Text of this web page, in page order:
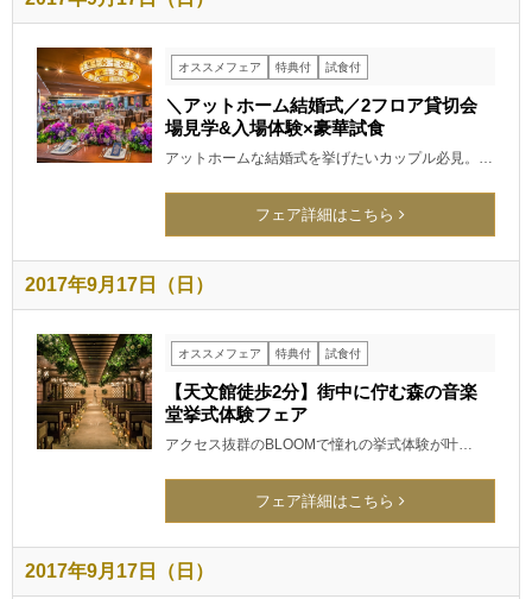
オススメフェア 特典付 試食付
＼アットホーム結婚式／2フロア貸切会
場見学&入場体験×豪華試食
アットホームな結婚式を挙げたいカップル必見。…
フェア詳細はこちら
2017年9月17日（日）
オススメフェア 特典付 試食付
【天文館徒歩2分】街中に佇む森の音楽
堂挙式体験フェア
アクセス抜群のBLOOMで憧れの挙式体験が叶…
フェア詳細はこちら
2017年9月17日（日）